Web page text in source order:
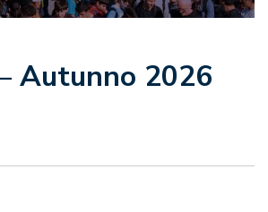
Autunno 2026